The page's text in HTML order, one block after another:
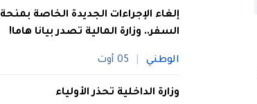
إلغاء الإجراءات الجديدة الخاصة بمنحة
السفر.. وزارة المالية تصدر بيانا هاما!
الوطني 05 أوت
وزارة الداخلية تحذر الأولياء